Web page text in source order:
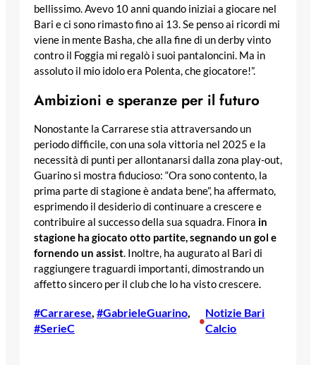
bellissimo. Avevo 10 anni quando iniziai a giocare nel
Bari e ci sono rimasto fino ai 13. Se penso ai ricordi mi
viene in mente Basha, che alla fine di un derby vinto
contro il Foggia mi regalò i suoi pantaloncini. Ma in
assoluto il mio idolo era Polenta, che giocatore!”.
Ambizioni e speranze per il futuro
Nonostante la Carrarese stia attraversando un
periodo difficile, con una sola vittoria nel 2025 e la
necessità di punti per allontanarsi dalla zona play-out,
Guarino si mostra fiducioso: “Ora sono contento, la
prima parte di stagione è andata bene”, ha affermato,
esprimendo il desiderio di continuare a crescere e
contribuire al successo della sua squadra. Finora in
stagione ha giocato otto partite, segnando un gol e
fornendo un assist. Inoltre, ha augurato al Bari di
raggiungere traguardi importanti, dimostrando un
affetto sincero per il club che lo ha visto crescere.
#Carrarese, #GabrieleGuarino
#SerieC
•
Notizie Bari
Calcio